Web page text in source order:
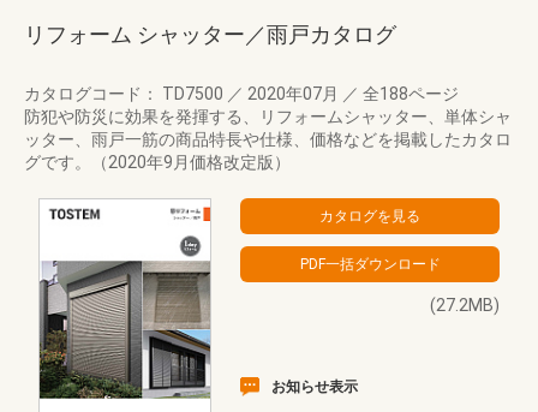
リフォーム シャッター／雨戸カタログ
カタログコード： TD7500 ／ 2020年07月 ／ 全188ページ
防犯や防災に効果を発揮する、リフォームシャッター、単体シャ
ッター、雨戸一筋の商品特長や仕様、価格などを掲載したカタロ
グです。（2020年9月価格改定版）
(27.2MB)
お知らせ表示